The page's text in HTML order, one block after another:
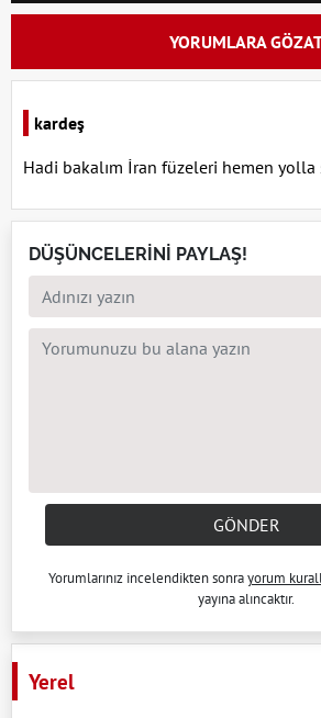
YORUMLARA
kardeş
Hadi bakalım İran füzeleri hemen yolla
DÜŞÜNCELERİNİ PAYLAŞ!
GÖNDER
Yorumlarınız incelendikten sonrayorum
yayına alıncaktır.
Yerel